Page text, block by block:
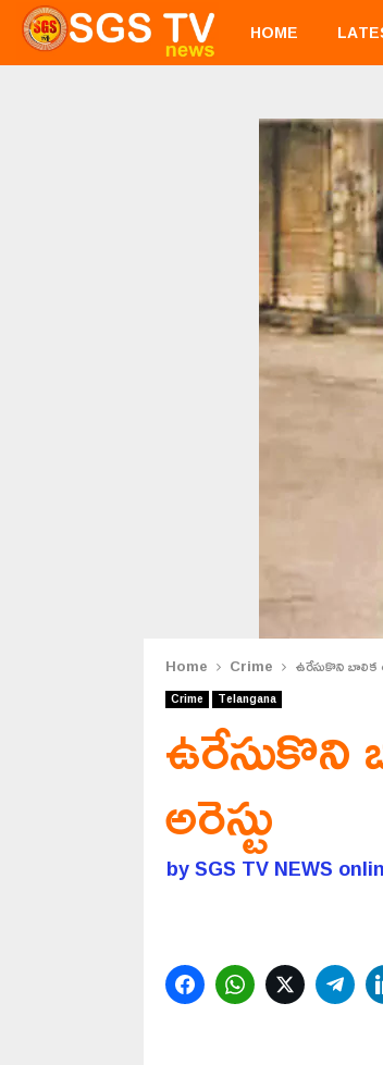
HOME
Home Crime ఉరేసుకొని బాలిక
Crime Telangana
ఉరేసుకొని
అరెస్టు
bySGS TV NEWS
FacebookWhatsAppTwitter